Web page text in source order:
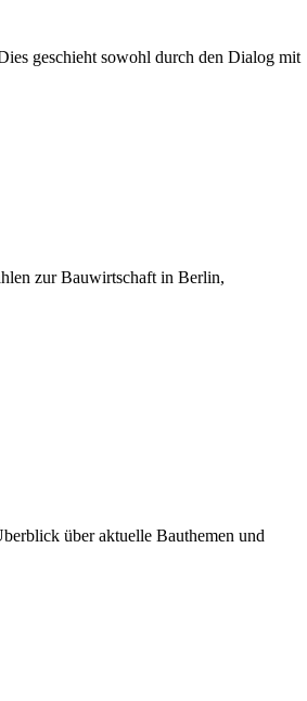
geschieht sowohl durch den Dialog mit
zur Bauwirtschaft in Berlin,
über aktuelle Bauthemen und